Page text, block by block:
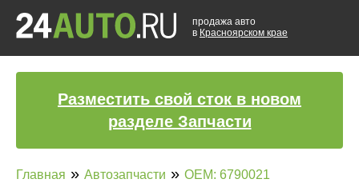
продажа авто
в Красноярском крае
Разместить свой сток в новом
разделе Запчасти
Главная » Автозапчасти » OEM: 6790021